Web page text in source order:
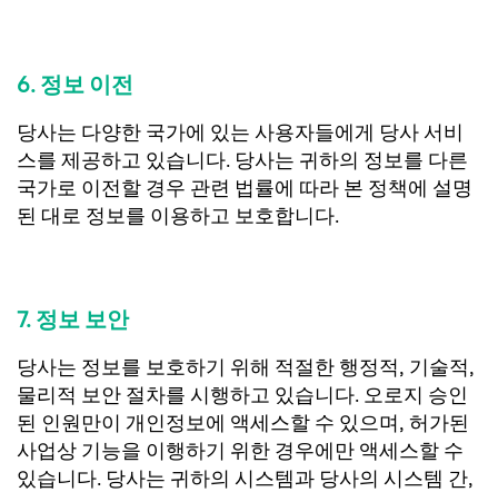
6. 정보 이전
당사는 다양한 국가에 있는 사용자들에게 당사 서비
스를 제공하고 있습니다. 당사는 귀하의 정보를 다른
국가로 이전할 경우 관련 법률에 따라 본 정책에 설명
된 대로 정보를 이용하고 보호합니다.
7. 정보 보안
당사는 정보를 보호하기 위해 적절한 행정적, 기술적,
물리적 보안 절차를 시행하고 있습니다. 오로지 승인
된 인원만이 개인정보에 액세스할 수 있으며, 허가된
사업상 기능을 이행하기 위한 경우에만 액세스할 수
있습니다. 당사는 귀하의 시스템과 당사의 시스템 간,